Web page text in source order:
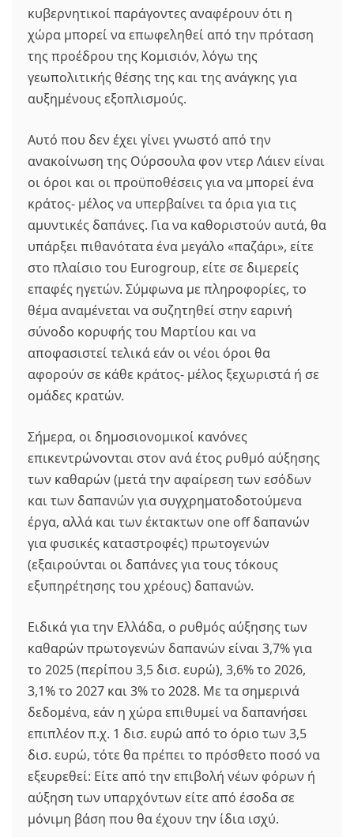
κυβερνητικοί παράγοντες αναφέρουν ότι η
χώρα μπορεί να επωφεληθεί από την πρόταση
της προέδρου της Κομισιόν, λόγω της
γεωπολιτικής θέσης της και της ανάγκης για
αυξημένους εξοπλισμούς.
Αυτό που δεν έχει γίνει γνωστό από την
ανακοίνωση της Ούρσουλα φον ντερ Λάιεν είναι
οι όροι και οι προϋποθέσεις για να μπορεί ένα
κράτος- μέλος να υπερβαίνει τα όρια για τις
αμυντικές δαπάνες. Για να καθοριστούν αυτά, θα
υπάρξει πιθανότατα ένα μεγάλο «παζάρι», είτε
στο πλαίσιο του Eurogroup, είτε σε διμερείς
επαφές ηγετών. Σύμφωνα με πληροφορίες, το
θέμα αναμένεται να συζητηθεί στην εαρινή
σύνοδο κορυφής του Μαρτίου και να
αποφασιστεί τελικά εάν οι νέοι όροι θα
αφορούν σε κάθε κράτος- μέλος ξεχωριστά ή σε
ομάδες κρατών.
Σήμερα, οι δημοσιονομικοί κανόνες
επικεντρώνονται στον ανά έτος ρυθμό αύξησης
των καθαρών (μετά την αφαίρεση των εσόδων
και των δαπανών για συγχρηματοδοτούμενα
έργα, αλλά και των έκτακτων one off δαπανών
για φυσικές καταστροφές) πρωτογενών
(εξαιρούνται οι δαπάνες για τους τόκους
εξυπηρέτησης του χρέους) δαπανών.
Ειδικά για την Ελλάδα, ο ρυθμός αύξησης των
καθαρών πρωτογενών δαπανών είναι 3,7% για
το 2025 (περίπου 3,5 δισ. ευρώ), 3,6% το 2026,
3,1% το 2027 και 3% το 2028. Με τα σημερινά
δεδομένα, εάν η χώρα επιθυμεί να δαπανήσει
επιπλέον π.χ. 1 δισ. ευρώ από το όριο των 3,5
δισ. ευρώ, τότε θα πρέπει το πρόσθετο ποσό να
εξευρεθεί: Είτε από την επιβολή νέων φόρων ή
αύξηση των υπαρχόντων είτε από έσοδα σε
μόνιμη βάση που θα έχουν την ίδια ισχύ.